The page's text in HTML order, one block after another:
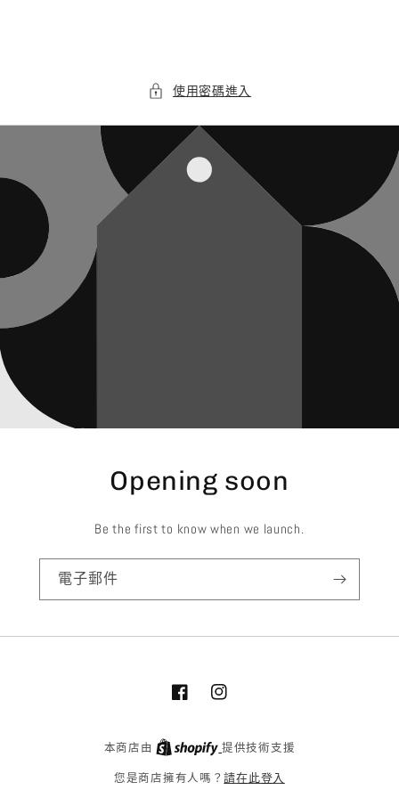
使用密碼進入
Opening soon
Be the first to know when we launch.
電子郵件
FacebookInstagram
本商店由 提供技術支援
您是商店擁有人嗎？請在此登入